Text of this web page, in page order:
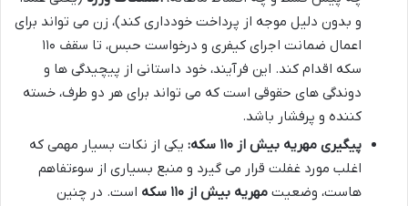
و بدون دلیل موجه از پرداخت خودداری کند)، زن می تواند برای
اعمال ضمانت اجرای کیفری و درخواست حبس، تا سقف ۱۱۰
سکه اقدام کند. این فرآیند، خود داستانی از پیچیدگی ها و
دوندگی های حقوقی است که می تواند برای هر دو طرف، خسته
کننده و پرفشار باشد.
پیگیری مهریه بیش از ۱۱۰ سکه:
یکی از نکات بسیار مهمی که
اغلب مورد غفلت قرار می گیرد و منبع بسیاری از سوءتفاهم
هاست، وضعیت مهریه بیش از ۱۱۰ سکه
است. در چنین